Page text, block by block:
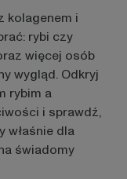
kolagenem i
rybi czy
więcej osób
wygląd. Odkryj
rybim a
i sprawdź,
właśnie dla
świadomy